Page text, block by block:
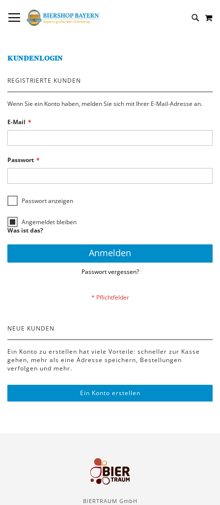
ZUM
INHALT
KUNDENLOGIN
REGISTRIERTE KUNDEN
Wenn Sie ein Konto haben, melden Sie sich mit Ihrer E-Mail-Adresse an.
E-Mail
Passwort
Passwort anzeigen
Angemeldet bleiben
Was ist das?
Anmelden
Passwort vergessen?
NEUE KUNDEN
Ein Konto zu erstellen hat viele Vorteile: schneller zur Kasse
gehen, mehr als eine Adresse speichern, Bestellungen
verfolgen und mehr.
Ein Konto erstellen
BIERTRAUM GmbH